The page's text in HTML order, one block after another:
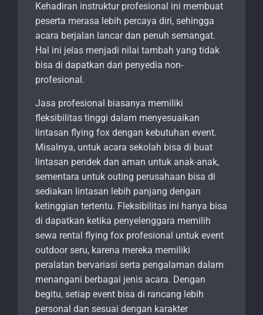
Kehadiran instruktur profesional ini membuat
peserta merasa lebih percaya diri, sehingga
acara berjalan lancar dan penuh semangat.
Hal ini jelas menjadi nilai tambah yang tidak
bisa di dapatkan dari penyedia non-
profesional.
Jasa profesional biasanya memiliki
fleksibilitas tinggi dalam menyesuaikan
lintasan flying fox dengan kebutuhan event.
Misalnya, untuk acara sekolah bisa di buat
lintasan pendek dan aman untuk anak-anak,
sementara untuk outing perusahaan bisa di
sediakan lintasan lebih panjang dengan
ketinggian tertentu. Fleksibilitas ini hanya bisa
di dapatkan ketika penyelenggara memilih
sewa rental flying fox profesional untuk event
outdoor seru, karena mereka memiliki
peralatan bervariasi serta pengalaman dalam
menangani berbagai jenis acara. Dengan
begitu, setiap event bisa di rancang lebih
personal dan sesuai dengan karakter